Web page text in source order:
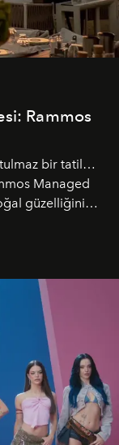
Rammos
bir tatil…
Managed
güzelliğini